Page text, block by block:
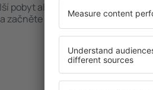
pobyt ale i krátký výlet o víkendu.
začněte se balit na výlet nebo